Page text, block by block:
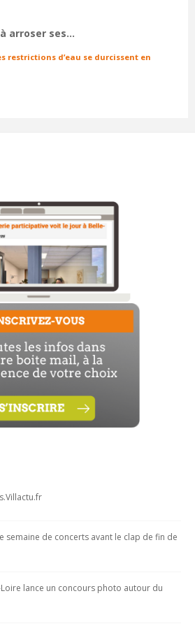
arroser ses…
restrictions d’eau se durcissent en
semaine de concerts avant le clap de fin de
lance un concours photo autour du